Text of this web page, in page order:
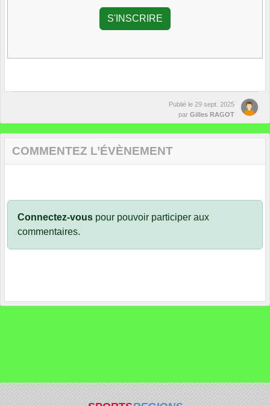
Publié le 29 sept. 2025
par Gilles RAGOT
COMMENTEZ L’ÉVÈNEMENT
Connectez-vous pour pouvoir participer aux
commentaires.